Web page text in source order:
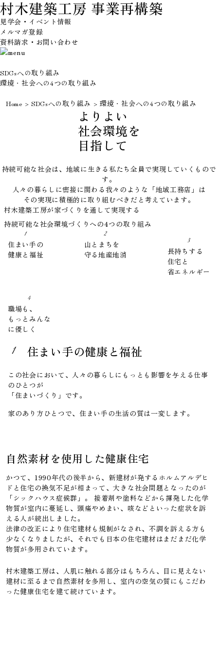
村木建築工房 事業再構築
見学会・イベント情報
メルマガ登録
資料請求・お問い合わせ
SDGsへの取り組み
環境・社会への4つの取り組み
Home > SDGsへの取り組み >環境・社会への4つの取り組み
よりよい
社会環境を
目指して
持続可能な社会は、地域に生きる私たち全員で実現していくもので
す。
人々の暮らしに密接に関わる我々のような「地域工務店」は
その実現に積極的に取り組むべきだと考えています。
村木建築工房が家づくりを通して実現する
持続可能な社会環境づくりへの4つの取り組み
1
住まい手の
健康と福祉
2
山とまちを
守る地産地消
3
長持ちする
住宅と
省エネルギー
4
職場も、
もっとみんな
に優しく
1 住まい手の健康と福祉
この社会において、人々の暮らしにもっとも影響を与える仕事
のひとつが
「住まいづくり」です。
家のあり方ひとつで、住まい手の生活の質は一変します。
自然素材を使用した健康住宅
かつて、1990年代の後半から、新建材が発するホルムアルデヒ
ドと住宅の換気不足が相まって、大きな社会問題となったのが
「シックハウス症候群」。 接着剤や塗料などから揮発した化学
物質が室内に蔓延し、頭痛やめまい、咳などといった症状を訴
える人が続出しました。
法律の改正により住宅建材も規制がなされ、不調を訴える方も
少なくなりましたが、それでも日本の住宅建材はまだまだ化学
物質が多用されています。
村木建築工房は、人肌に触れる部分はもちろん、目に見えない
建材に至るまで自然素材を多用し、室内の空気の質にもこだわ
った健康住宅を建て続けています。